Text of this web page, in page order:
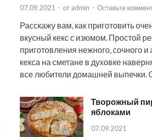
07.09.2021 - от admin - Оставьте
Расскажу вам, как приготовить
вкусный кекс с изюмом. Простой
приготовления нежного, сочного и
кекса на сметане в духовке
все любители домашней выпечки.
Творожный
яблоками
07.09.2021